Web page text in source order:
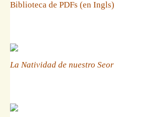
Biblioteca de PDFs (en Ingls)
La Natividad de nuestro Seor